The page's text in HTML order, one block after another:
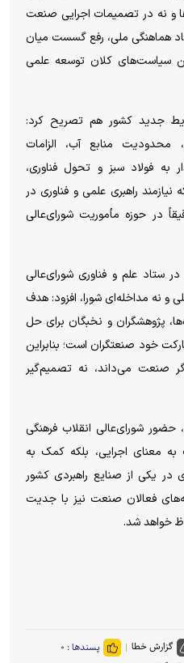
و نه در تصمیمات اجرایی صنعت
هماهنگی ملی، رفع گسست میان
سیاست‌های کلان توسعه علمی
جدید کشور هم تصریح کرد:
محدودیت منابع آب، الزامات
به فولاد سبز و تحول فناوری،
راهبری علمی و فناوری در
در حوزه مأموریت شورای‌عالی
علم و فناوری شورای‌عالی
و نه مداخله‌ای شورا، افزود: هدف
پژوهشگران و نخبگان برای حل
خود صنعتگران است؛ بنابراین
صنعت می‌داند، نه تصمیم‌گیر
حضور شورای‌عالی انقلاب فرهنگی
معنای اجرایی، بلکه کمک به
در یکی از صنایع راهبردی کشور
فعالان صنعت نیز با جدیت
خواهد شد.
گزارش خطا پسندها : ۰